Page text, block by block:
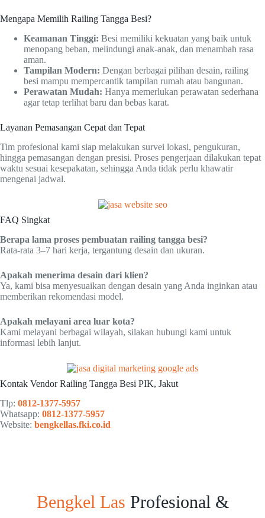
Mengapa Memilih Railing Tangga Besi?
Keamanan Tinggi: Besi memiliki kekuatan yang baik untuk
menopang beban, melindungi anak-anak, dan menambah rasa
aman.
Tampilan Modern: Dengan berbagai pilihan desain, railing
besi mampu mempercantik tampilan rumah atau bangunan.
Perawatan Mudah: Hanya memerlukan perawatan sederhana
agar tetap terlihat baru dan bebas karat.
Layanan Pemasangan Cepat dan Tepat
Tim profesional kami siap melakukan survei lokasi, pengukuran,
hingga pemasangan dengan presisi. Proses pengerjaan dilakukan tepat
waktu sesuai kesepakatan, sehingga Anda tidak perlu khawatir
mengenai jadwal.
FAQ Singkat
Berapa lama proses pembuatan railing tangga besi?
Rata-rata 3–7 hari kerja, tergantung desain dan ukuran.
Apakah menerima desain dari klien?
Ya, kami bisa menyesuaikan dengan desain yang Anda inginkan atau
memberikan rekomendasi model.
Apakah melayani area luar kota?
Kami melayani berbagai wilayah, silakan hubungi kami untuk
informasi lebih lanjut.
Kontak Vendor Railing Tangga Besi PIK, Jakut
Tlp: 0812-1377-5957
Whatsapp: 0812-1377-5957
Website: bengkellas.fki.co.id
Bengkel Las Profesional &